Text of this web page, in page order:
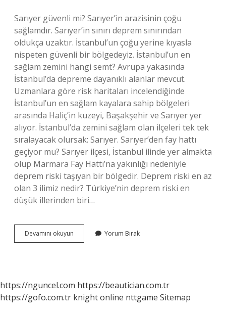
Sarıyer güvenli mi? Sarıyer’in arazisinin çoğu
sağlamdır. Sarıyer’in sınırı deprem sınırından
oldukça uzaktır. İstanbul’un çoğu yerine kıyasla
nispeten güvenli bir bölgedeyiz. İstanbul’un en
sağlam zemini hangi semt? Avrupa yakasında
İstanbul’da depreme dayanıklı alanlar mevcut.
Uzmanlara göre risk haritaları incelendiğinde
İstanbul’un en sağlam kayalara sahip bölgeleri
arasında Haliç’in kuzeyi, Başakşehir ve Sarıyer yer
alıyor. İstanbul’da zemini sağlam olan ilçeleri tek tek
sıralayacak olursak: Sarıyer. Sarıyer’den fay hattı
geçiyor mu? Sarıyer ilçesi, İstanbul ilinde yer almakta
olup Marmara Fay Hattı’na yakınlığı nedeniyle
deprem riski taşıyan bir bölgedir. Deprem riski en az
olan 3 ilimiz nedir? Türkiye’nin deprem riski en
düşük illerinden biri…
Devamını okuyun İStanbul
Sarıyer
Yorum Bırak
https://nguncel.com https://beautician.com.tr
https://gofo.com.tr knight online nttgame Sitemap